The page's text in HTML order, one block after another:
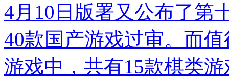
4月10日版署又公布了第
40款国产游戏过审。而
游戏中，共有15款棋类